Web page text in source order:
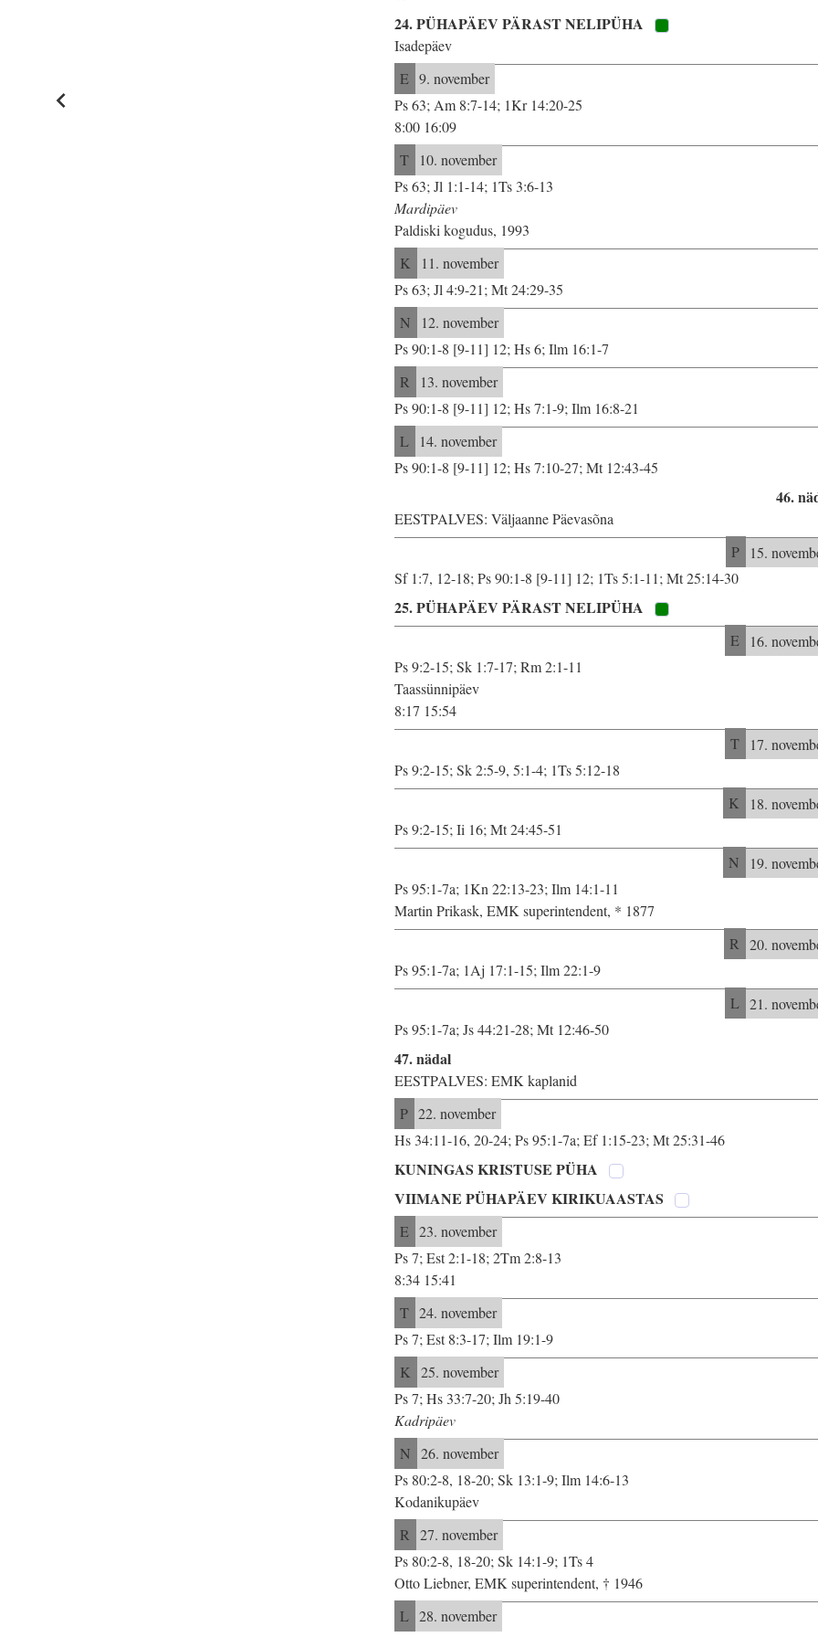
24. PÜHAPÄEV PÄRAST NELIPÜHA
Isadepäev
E 9. november
Ps 63; Am 8:7-14; 1Kr 14:20-25
8:00 16:09
T
10. november
Ps 63; Jl 1:1-14; 1Ts 3:6-13
Mardipäev
Paldiski kogudus, 1993
K
11. november
Ps 63; Jl 4:9-21; Mt 24:29-35
N
12. november
Ps 90:1-8 [9-11] 12; Hs 6; Ilm 16:1-7
R
13. november
Ps 90:1-8 [9-11] 12; Hs 7:1-9; Ilm 16:8-21
L
14. november
Ps 90:1-8 [9-11] 12; Hs 7:10-27; Mt 12:43-45
46.
EESTPALVES: Väljaanne Päevasõna
P
15.
Sf 1:7, 12-18; Ps 90:1-8 [9-11] 12; 1Ts 5:1-11; Mt 25:14-30
25. PÜHAPÄEV PÄRAST NELIPÜHA
E
16.
Ps 9:2-15; Sk 1:7-17; Rm 2:1-11
Taassünnipäev
8:17 15:54
T
17.
Ps 9:2-15; Sk 2:5-9, 5:1-4; 1Ts 5:12-18
K
18.
Ps 9:2-15; Ii 16; Mt 24:45-51
N
19.
Ps 95:1-7a; 1Kn 22:13-23; Ilm 14:1-11
Martin Prikask, EMK superintendent, * 1877
R 20.
Ps 95:1-7a; 1Aj 17:1-15; Ilm 22:1-9
L 21.
Ps 95:1-7a; Js 44:21-28; Mt 12:46-50
47. nädal
EESTPALVES: EMK kaplanid
P 22. november
Hs 34:11-16, 20-24; Ps 95:1-7a; Ef 1:15-23; Mt 25:31-46
KUNINGAS KRISTUSE PÜHA
VIIMANE PÜHAPÄEV KIRIKUAASTAS
E 23. november
Ps 7; Est 2:1-18; 2Tm 2:8-13
8:34 15:41
T 24. november
Ps 7; Est 8:3-17; Ilm 19:1-9
K 25. november
Ps 7; Hs 33:7-20; Jh 5:19-40
Kadripäev
N 26. november
Ps 80:2-8, 18-20; Sk 13:1-9; Ilm 14:6-13
Kodanikupäev
R 27. november
Ps 80:2-8, 18-20; Sk 14:1-9; 1Ts 4
Otto Liebner, EMK superintendent, † 1946
L 28. november